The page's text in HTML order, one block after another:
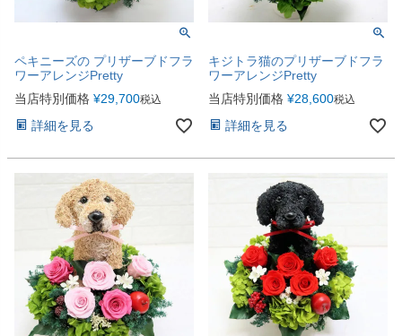
ペキニーズの プリザーブドフラ
ワーアレンジPretty
当店特別価格 ¥29,700税込
詳細を見る
キジトラ猫のプリザーブドフラ
ワーアレンジPretty
当店特別価格 ¥28,600税込
詳細を見る